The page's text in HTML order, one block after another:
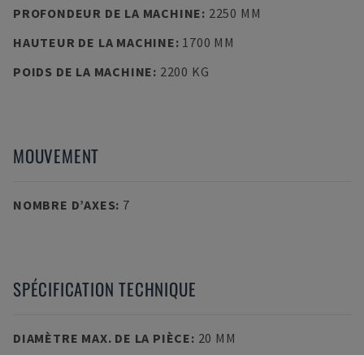
PROFONDEUR DE LA MACHINE: 2250 MM
HAUTEUR DE LA MACHINE: 1700 MM
POIDS DE LA MACHINE: 2200 KG
MOUVEMENT
NOMBRE D’AXES: 7
SPÉCIFICATION TECHNIQUE
DIAMÈTRE MAX. DE LA PIÈCE: 20 MM